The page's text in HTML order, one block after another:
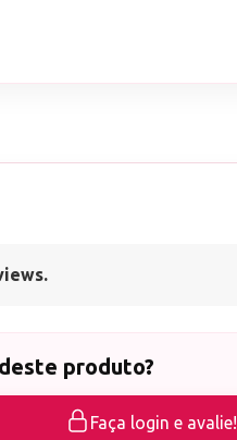
produto?
Faça login e avalie!